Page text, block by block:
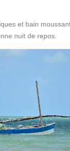
et bain
nuit de repos.